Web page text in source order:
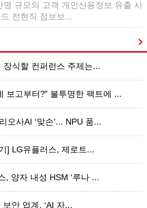
명 규모의 고객 개인신용정보 유출 사
전현직 정보보...
장식할 컨퍼런스 주제는...
보고부터?” 불투명한 팩트에 ...
오사AI ‘맞손’... NPU 품...
] LG유플러스, 제로트...
, 양자 내성 HSM ‘루나 ...
안 업계, ‘AI 자...